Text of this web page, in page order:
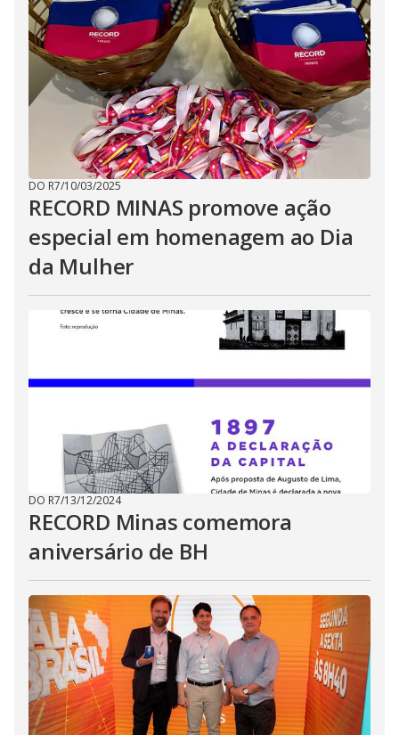
DO R7/10/03/2025
RECORD MINAS promove ação
especial em homenagem ao Dia
da Mulher
DO R7/13/12/2024
RECORD Minas comemora
aniversário de BH